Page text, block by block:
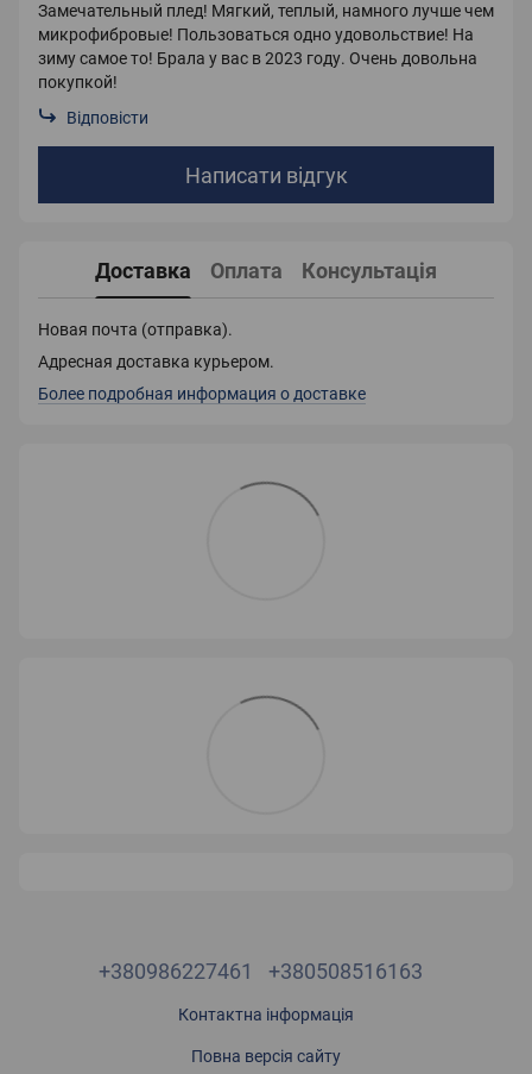
Замечательный плед! Мягкий, теплый, намного лучше чем
микрофибровые! Пользоваться одно удовольствие! На
зиму самое то! Брала у вас в 2023 году. Очень довольна
покупкой!
Відповісти
Написати відгук
Доставка Оплата Консультація
Новая почта (отправка).
Адресная доставка курьером.
Более подробная информация о доставке
+380986227461 +380508516163
Контактна інформація
Повна версія сайту